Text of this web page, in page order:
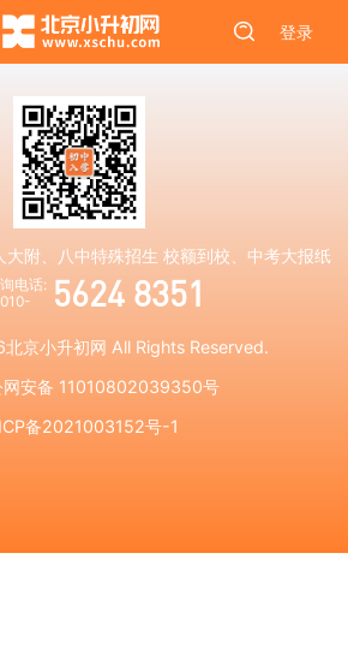
登录
大附、八中特殊招生 校额到校、中考大报纸
电话:
010-
5624 8351
北京小升初网 All Rights Reserved.
网安备 11010802039350号
备2021003152号-1